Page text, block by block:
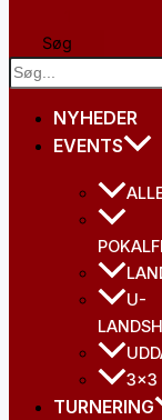
Søg
NYHEDER
EVENTS
U-
3×3
TURNERING